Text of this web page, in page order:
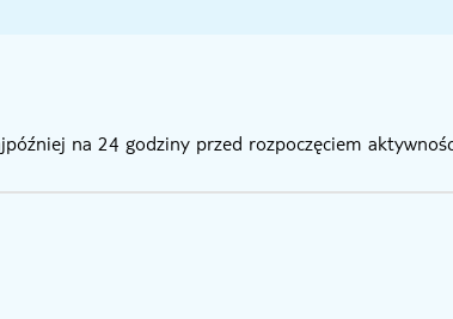
filtrem i aparat fotograficzny
się noszenie długich spodni podczas jazdy
na 24 godziny przed rozpoczęciem